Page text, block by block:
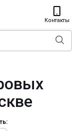
Контакты